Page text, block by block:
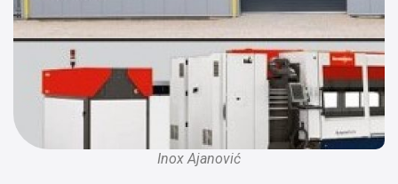
Inox Ajanović